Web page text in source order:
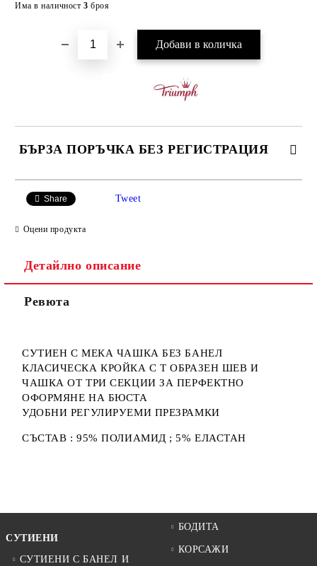
Има в наличност 3 броя
БЪРЗА ПОРЪЧКА БЕЗ РЕГИСТРАЦИЯ
Share Tweet
Оцени продукта
Детайлно описание
Ревюта
СУТИЕН С МЕКА ЧАШКА БЕЗ БАНЕЛ
КЛАСИЧЕСКА КРОЙКА С Т ОБРАЗЕН ШЕВ И
ЧАШКА ОТ ТРИ СЕКЦИИ ЗА ПЕРФЕКТНО
ОФОРМЯНЕ НА БЮСТА
УДОБНИ РЕГУЛИРУЕМИ ПРЕЗРАМКИ
СЪСТАВ : 95% ПОЛИАМИД ; 5% ЕЛАСТАН
СУТИЕНИ
СУТИЕНИ С БАНЕЛ И
БОДИТА
КОРСАЖИ